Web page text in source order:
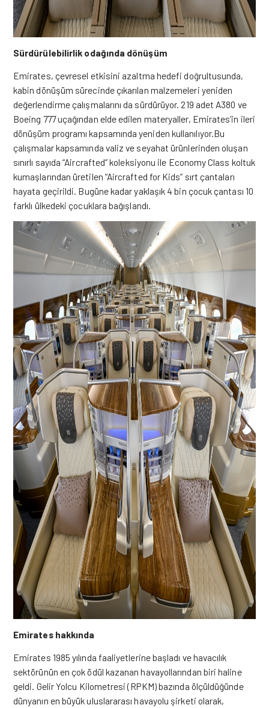
Sürdürülebilirlik odağında dönüşüm
Emirates, çevresel etkisini azaltma hedefi doğrultusunda,
kabin dönüşüm sürecinde çıkarılan malzemeleri yeniden
değerlendirme çalışmalarını da sürdürüyor. 219 adet A380 ve
Boeing 777 uçağından elde edilen materyaller, Emirates’in ileri
dönüşüm programı kapsamında yeniden kullanılıyor.Bu
çalışmalar kapsamında valiz ve seyahat ürünlerinden oluşan
sınırlı sayıda “Aircrafted” koleksiyonu ile Economy Class koltuk
kumaşlarından üretilen “Aircrafted for Kids” sırt çantaları
hayata geçirildi. Bugüne kadar yaklaşık 4 bin çocuk çantası 10
farklı ülkedeki çocuklara bağışlandı.
Emirates hakkında
Emirates 1985 yılında faaliyetlerine başladı ve havacılık
sektörünün en çok ödül kazanan havayollarından biri haline
geldi. Gelir Yolcu Kilometresi (RPKM) bazında ölçüldüğünde
dünyanın en büyük uluslararası havayolu şirketi olarak,